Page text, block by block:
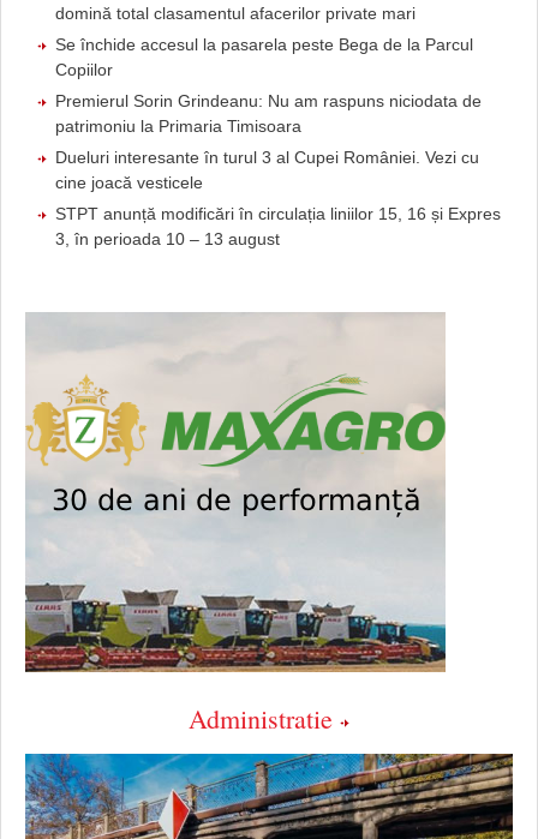
domină total clasamentul afacerilor private mari
Se închide accesul la pasarela peste Bega de la Parcul
Copiilor
Premierul Sorin Grindeanu: Nu am raspuns niciodata de
patrimoniu la Primaria Timisoara
Dueluri interesante în turul 3 al Cupei României. Vezi cu
cine joacă vesticele
STPT anunță modificări în circulația liniilor 15, 16 și Expres
3, în perioada 10 – 13 august
Administratie